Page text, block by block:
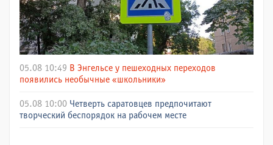
05.08 10:49 В Энгельсе у пешеходных переходов
появились необычные «школьники»
05.08 10:00 Четверть саратовцев предпочитают
творческий беспорядок на рабочем месте